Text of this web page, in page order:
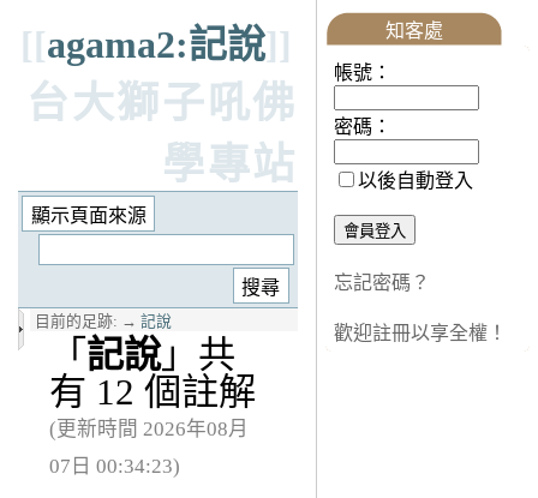
[[agama2:記說]]
台大獅子吼佛
學專站
目前的足跡: → 記說
「 記說」共
有 12 個註解
(更新時間 2026年08月
07日 00:34:23)
知客處
帳號：
密碼：
以後自動登入
忘記密碼？
歡迎註冊以享全權！